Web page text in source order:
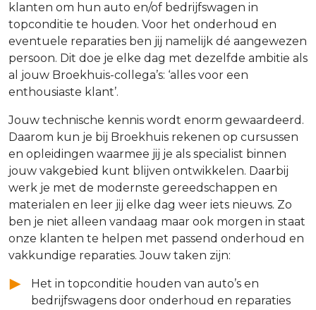
klanten om hun auto en/of bedrijfswagen in
topconditie te houden. Voor het onderhoud en
eventuele reparaties ben jij namelijk dé aangewezen
persoon. Dit doe je elke dag met dezelfde ambitie als
al jouw Broekhuis-collega’s: ‘alles voor een
enthousiaste klant’.
Jouw technische kennis wordt enorm gewaardeerd.
Daarom kun je bij Broekhuis rekenen op cursussen
en opleidingen waarmee jij je als specialist binnen
jouw vakgebied kunt blijven ontwikkelen. Daarbij
werk je met de modernste gereedschappen en
materialen en leer jij elke dag weer iets nieuws. Zo
ben je niet alleen vandaag maar ook morgen in staat
onze klanten te helpen met passend onderhoud en
vakkundige reparaties. Jouw taken zijn:
Het in topconditie houden van auto’s en
bedrijfswagens door onderhoud en reparaties